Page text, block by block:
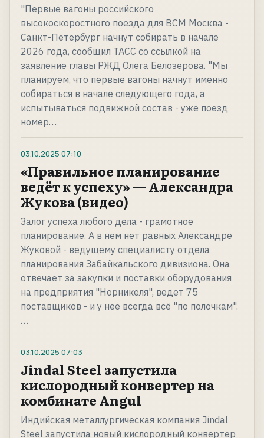
"Первые вагоны российского
высокоскоростного поезда для ВСМ Москва -
Санкт-Петербург начнут собирать в начале
2026 года, сообщил ТАСС со ссылкой на
заявление главы РЖД Олега Белозерова. "Мы
планируем, что первые вагоны начнут именно
собираться в начале следующего года, а
испытываться подвижной состав - уже поезд
номер…
03.10.2025 07:10
«Правильное планирование
ведёт к успеху» — Александра
Жукова (видео)
Залог успеха любого дела - грамотное
планирование. А в нем нет равных Александре
Жуковой - ведущему специалисту отдела
планирования Забайкальского дивизиона. Она
отвечает за закупки и поставки оборудования
на предприятия "Норникеля", ведет 75
поставщиков - и у нее всегда всё "по полочкам".
…
03.10.2025 07:03
Jindal Steel запустила
кислородный конвертер на
комбинате Angul
Индийская металлургическая компания Jindal
Steel запустила новый кислородный конвертер